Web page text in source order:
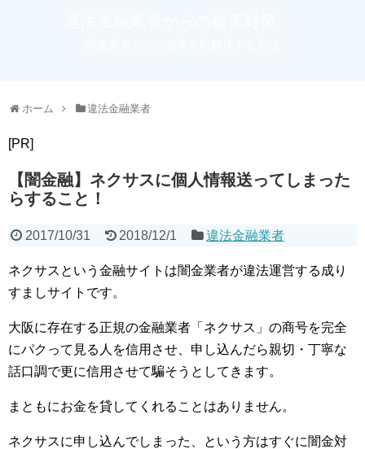
ホーム 違法金融業者
[PR]
【闇金融】ネクサスに個人情報送ってしまった
らすること！
2017/10/31 2018/12/1 違法金融業者
ネクサスという金融サイトは闇金業者が違法運営する成り
すましサイトです。
大阪に存在する正規の金融業者「ネクサス」の商号を完全
にパクって見る人を信用させ、申し込んだら親切・丁寧な
話口調で更に信用させて騙そうとしてきます。
まともにお金を貸してくれることはありません。
ネクサスに申し込んでしまった、という方はすぐに闇金対